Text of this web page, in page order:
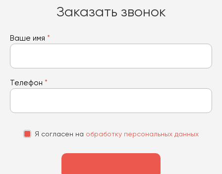
Заказать звонок
Ваше имя *
Телефон *
Я согласен на обработку персональных данных